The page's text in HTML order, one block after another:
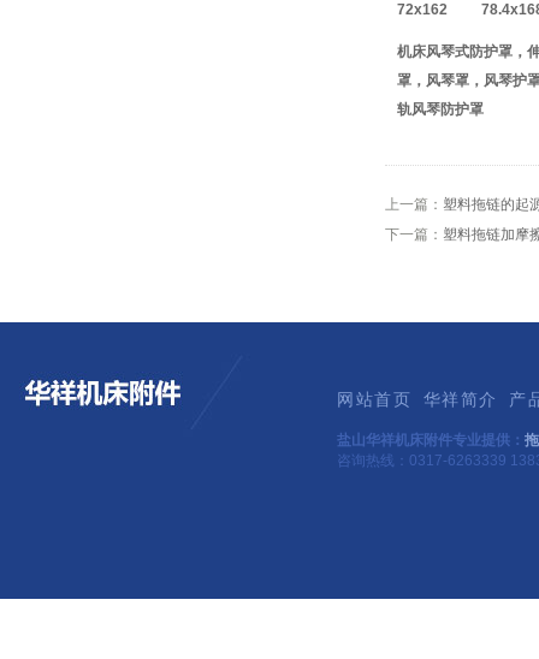
72x162
机床风琴式防护罩 ，
罩 ， 风琴罩 ， 风琴护
轨风琴防护罩
上一篇： 塑料拖链的起
下一篇： 塑料拖链加摩
网站首页 华祥简介 产
盐山华祥机床附件专业提供：
咨询热线：0317-6263339